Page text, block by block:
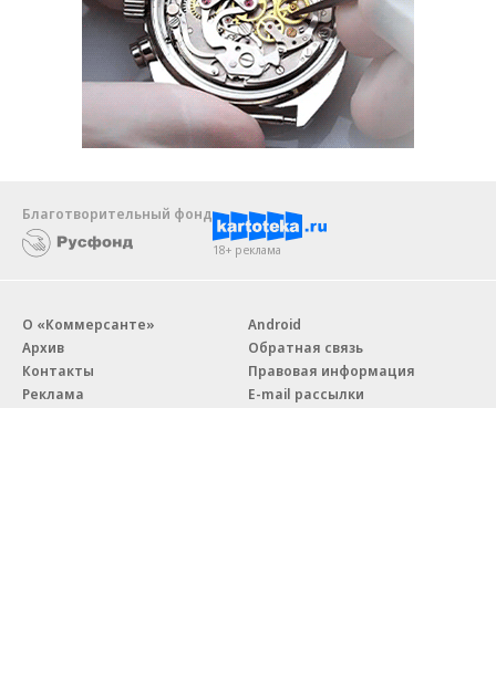
Благотворительный фонд
18+ реклама
О «Коммерсанте»
Архив
Контакты
Реклама
Android
Обратная связь
Правовая информация
E-mail рассылки